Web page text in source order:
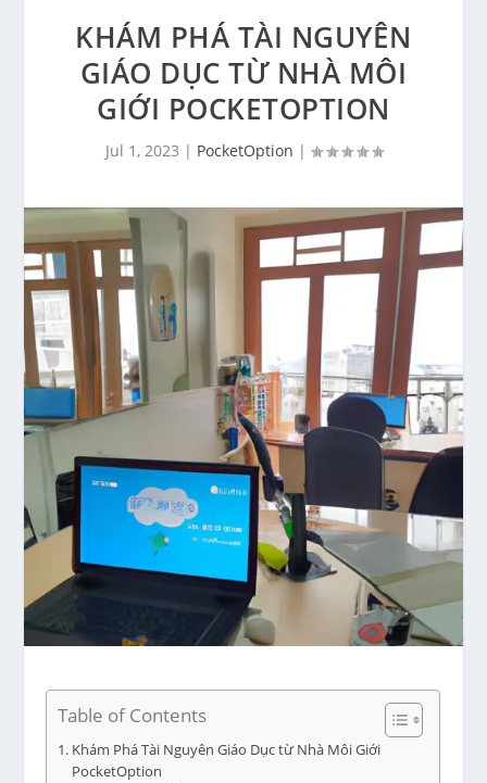
KHÁM PHÁ TÀI NGUYÊN
GIÁO DỤC TỪ NHÀ MÔI
GIỚI POCKETOPTION
Jul 1, 2023 | PocketOption |
Table of Contents
Khám Phá Tài Nguyên Giáo Dục từ Nhà Môi Giới
PocketOption